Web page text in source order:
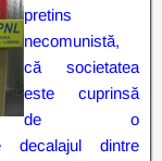
pretins
necomunistă,
că societatea
este cuprinsă
de o
decalajul dintre